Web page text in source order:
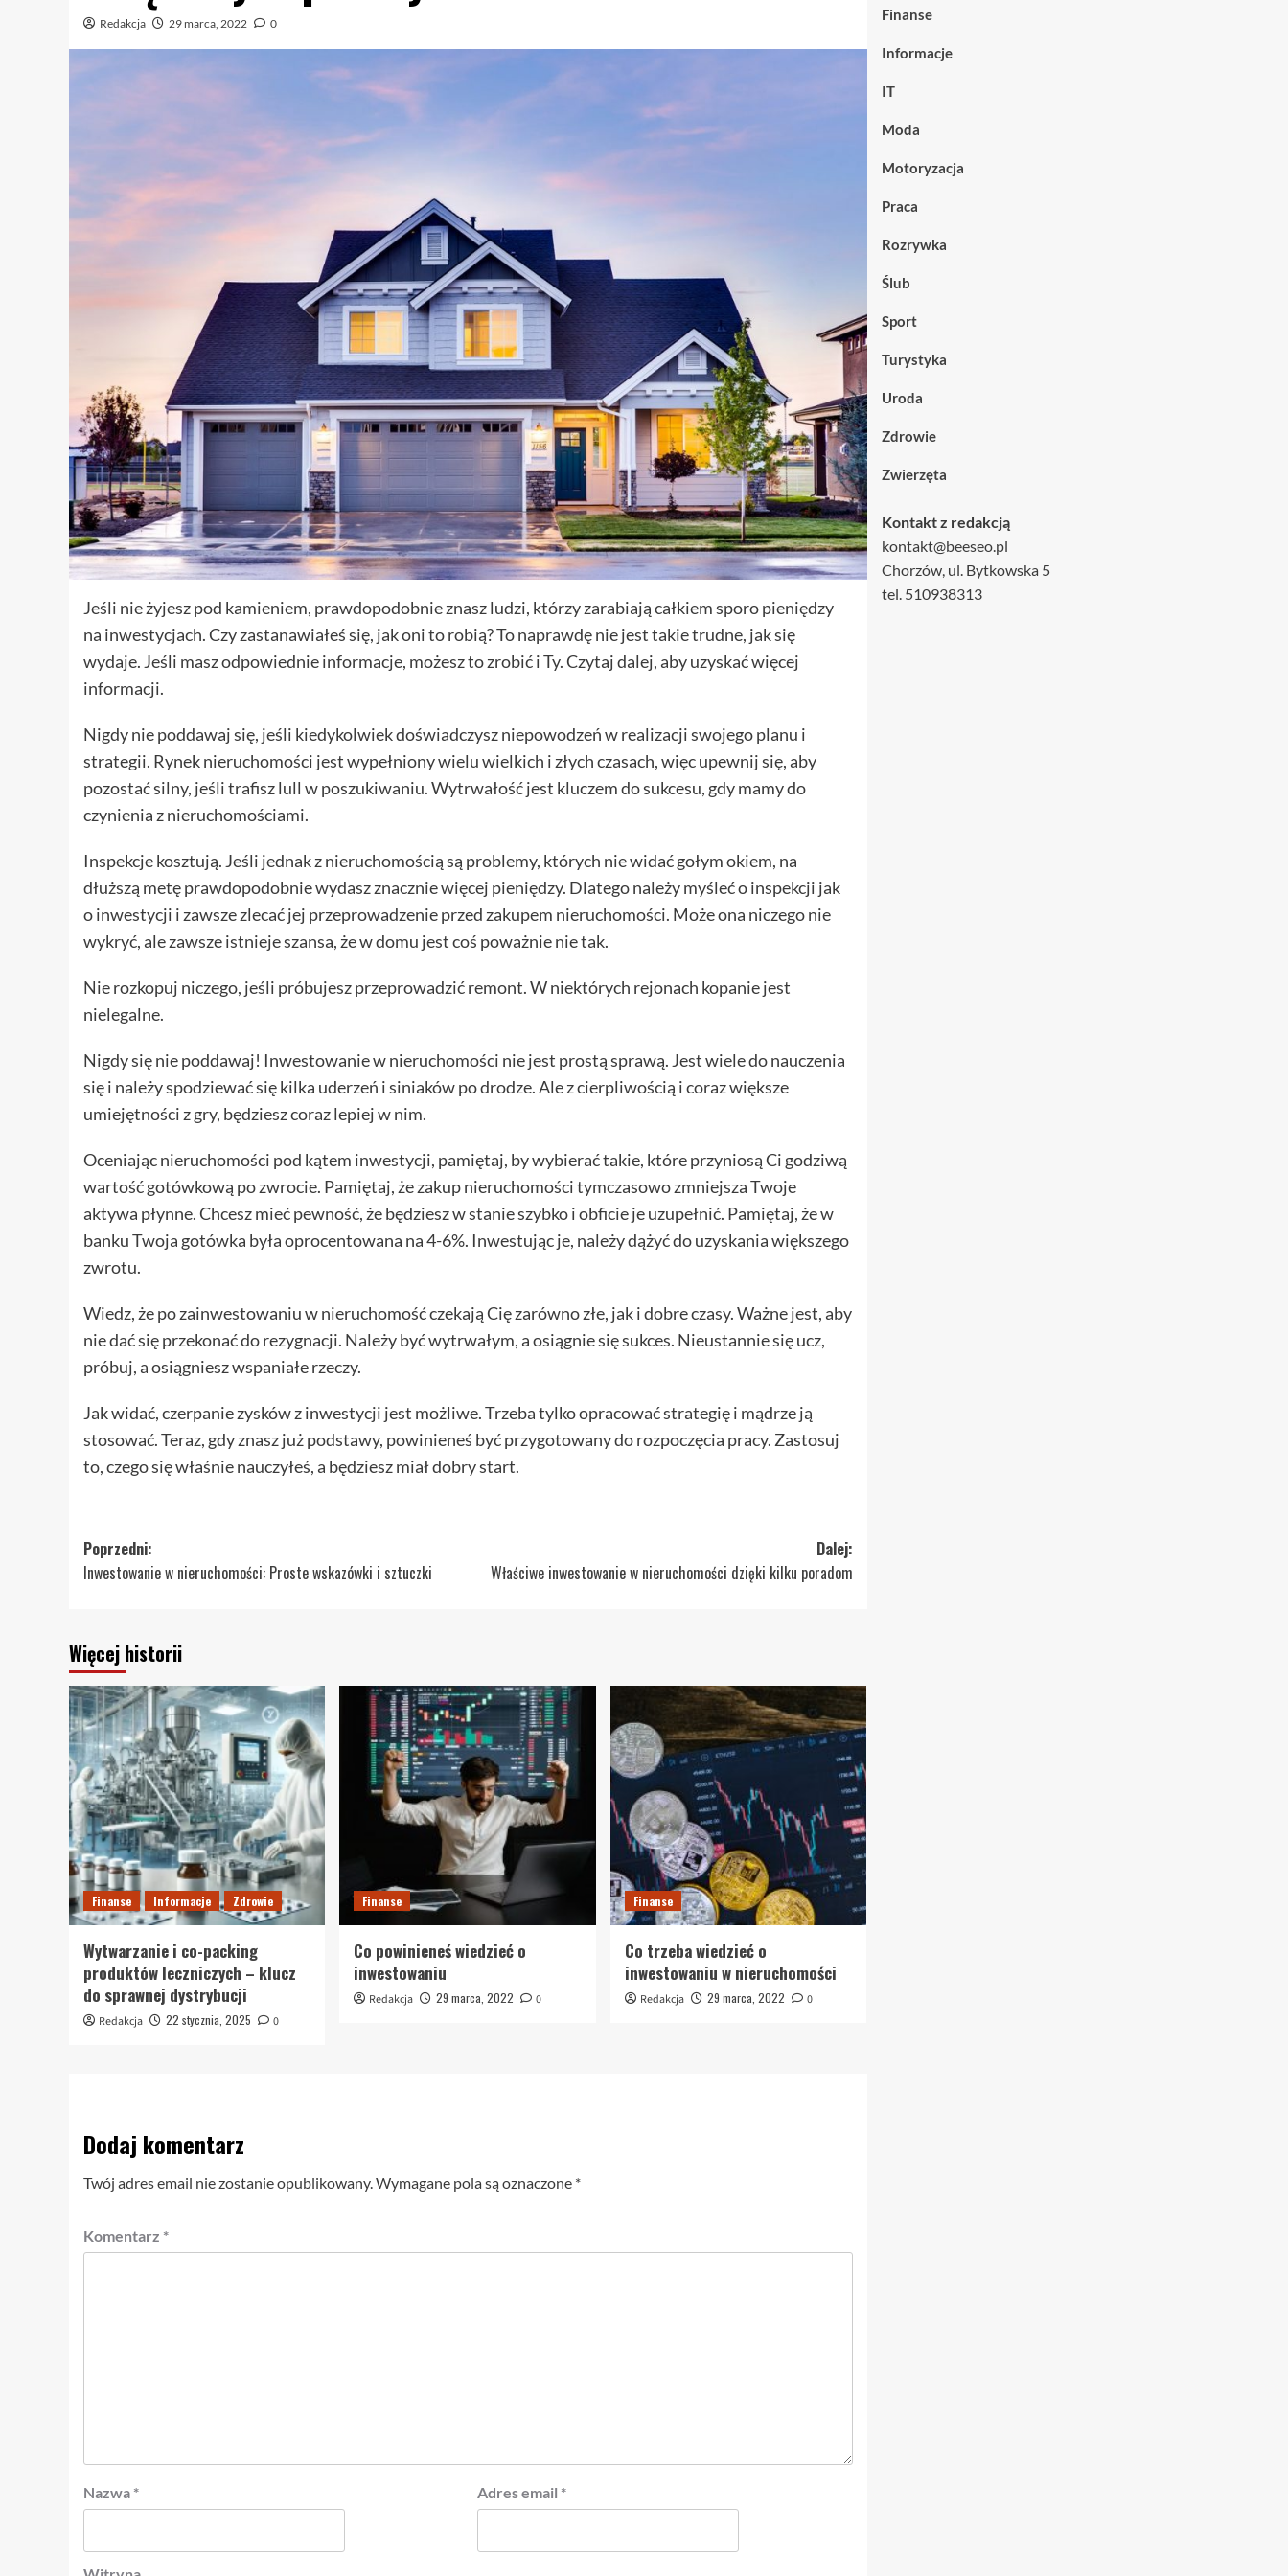
Redakcja 29 marca, 2022 0
Jeśli nie żyjesz pod kamieniem, prawdopodobnie znasz ludzi, którzy zarabiają całkiem sporo pieniędzy
na inwestycjach. Czy zastanawiałeś się, jak oni to robią? To naprawdę nie jest takie trudne, jak się
wydaje. Jeśli masz odpowiednie informacje, możesz to zrobić i Ty. Czytaj dalej, aby uzyskać więcej
informacji.
Nigdy nie poddawaj się, jeśli kiedykolwiek doświadczysz niepowodzeń w realizacji swojego planu i
strategii. Rynek nieruchomości jest wypełniony wielu wielkich i złych czasach, więc upewnij się, aby
pozostać silny, jeśli trafisz lull w poszukiwaniu. Wytrwałość jest kluczem do sukcesu, gdy mamy do
czynienia z nieruchomościami.
Inspekcje kosztują. Jeśli jednak z nieruchomością są problemy, których nie widać gołym okiem, na
dłuższą metę prawdopodobnie wydasz znacznie więcej pieniędzy. Dlatego należy myśleć o inspekcji jak
o inwestycji i zawsze zlecać jej przeprowadzenie przed zakupem nieruchomości. Może ona niczego nie
wykryć, ale zawsze istnieje szansa, że w domu jest coś poważnie nie tak.
Nie rozkopuj niczego, jeśli próbujesz przeprowadzić remont. W niektórych rejonach kopanie jest
nielegalne.
Nigdy się nie poddawaj! Inwestowanie w nieruchomości nie jest prostą sprawą. Jest wiele do nauczenia
się i należy spodziewać się kilka uderzeń i siniaków po drodze. Ale z cierpliwością i coraz większe
umiejętności z gry, będziesz coraz lepiej w nim.
Oceniając nieruchomości pod kątem inwestycji, pamiętaj, by wybierać takie, które przyniosą Ci godziwą
wartość gotówkową po zwrocie. Pamiętaj, że zakup nieruchomości tymczasowo zmniejsza Twoje
aktywa płynne. Chcesz mieć pewność, że będziesz w stanie szybko i obficie je uzupełnić. Pamiętaj, że w
banku Twoja gotówka była oprocentowana na 4-6%. Inwestując je, należy dążyć do uzyskania większego
zwrotu.
Wiedz, że po zainwestowaniu w nieruchomość czekają Cię zarówno złe, jak i dobre czasy. Ważne jest, aby
nie dać się przekonać do rezygnacji. Należy być wytrwałym, a osiągnie się sukces. Nieustannie się ucz,
próbuj, a osiągniesz wspaniałe rzeczy.
Jak widać, czerpanie zysków z inwestycji jest możliwe. Trzeba tylko opracować strategię i mądrze ją
stosować. Teraz, gdy znasz już podstawy, powinieneś być przygotowany do rozpoczęcia pracy. Zastosuj
to, czego się właśnie nauczyłeś, a będziesz miał dobry start.
Zobacz
wpisy
Poprzedni:
Inwestowanie w nieruchomości: Proste wskazówki i sztuczki
Dalej:
Właściwe inwestowanie w nieruchomości dzięki kilku poradom
Więcej historii
Finanse Informacje Zdrowie
Wytwarzanie i co-packing
produktów leczniczych – klucz
do sprawnej dystrybucji
Redakcja 22 stycznia, 2025 0
Finanse
Co powinieneś wiedzieć o
inwestowaniu
Redakcja 29 marca, 2022 0
Finanse
Co trzeba wiedzieć o
inwestowaniu w nieruchomości
Redakcja 29 marca, 2022 0
Dodaj komentarz
Twój adres email nie zostanie opublikowany.Wymagane pola są oznaczone *
Komentarz *
Nazwa * Adres email *
Finanse
Informacje
IT
Moda
Motoryzacja
Praca
Rozrywka
Ślub
Sport
Turystyka
Uroda
Zdrowie
Zwierzęta
Kontakt z redakcją
kontakt@beeseo.pl
Chorzów, ul. Bytkowska 5
tel. 510938313